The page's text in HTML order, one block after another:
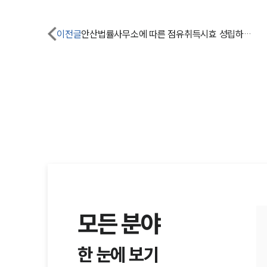
이전글 안산법률사무소에 따른 점유취득시효 성립하려면?
모든 분야
한 눈에 보기